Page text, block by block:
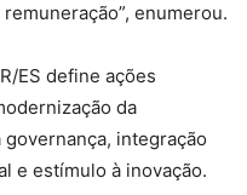
enumerou.
ES define ações
da
integração
e estímulo à inovação.